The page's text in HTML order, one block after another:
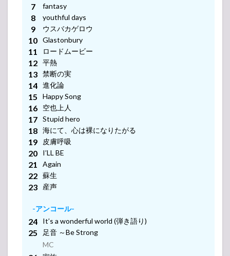
“SAI” 2022」
4.2
Traveling
Ska
JAMboree
2022-
2023
4.3
Mr.Children
30th
Anniversary
Tour 半世紀
へのエント
ランス（半
エン）
4.4
FATHER&MOTHER
Special Prelive エ
トランス
5
Mr.Children(ミ
スチル) ライ
fantasy
youthful days
ウスバカゲロウ
Glastonbury
ロードムービー
平熱
禁断の実
進化論
Happy Song
空也上人
Stupid hero
海にて、心は裸になりたがる
皮膚呼吸
I’LL BE
Again
蘇生
産声
-アンコール-
It’s a wonderful world (弾き語り)
足音 ～Be Strong
MC